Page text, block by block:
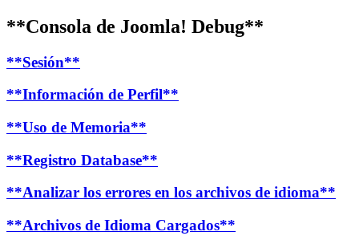
**Consola de Joomla! Debug**
**Sesión**
**Información de Perfil**
**Uso de Memoria**
**Registro Database**
**Analizar los errores en los archivos de idioma**
**Archivos de Idioma Cargados**